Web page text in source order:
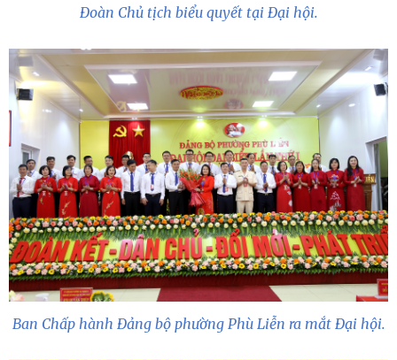
Đoàn Chủ tịch biểu quyết tại Đại hội.
Ban Chấp hành Đảng bộ phường Phù Liễn ra mắt Đại hội.